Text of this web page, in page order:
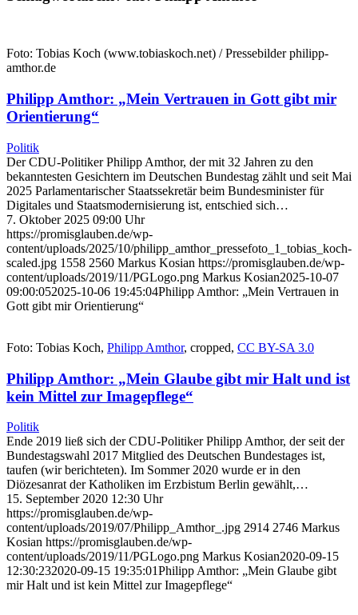
Foto: Tobias Koch (www.tobiaskoch.net) / Pressebilder philipp-
amthor.de
Philipp Amthor: „Mein Vertrauen in Gott gibt mir
Orientierung“
Politik
Der CDU-Politiker Philipp Amthor, der mit 32 Jahren zu den
bekanntesten Gesichtern im Deutschen Bundestag zählt und seit Mai
2025 Parlamentarischer Staatssekretär beim Bundesminister für
Digitales und Staatsmodernisierung ist, entschied sich…
7. Oktober 2025 09:00 Uhr
https://promisglauben.de/wp-
content/uploads/2025/10/philipp_amthor_pressefoto_1_tobias_koch-
scaled.jpg 1558 2560 Markus Kosian https://promisglauben.de/wp-
content/uploads/2019/11/PGLogo.png Markus Kosian2025-10-07
09:00:052025-10-06 19:45:04Philipp Amthor: „Mein Vertrauen in
Gott gibt mir Orientierung“
Foto: Tobias Koch, Philipp Amthor, cropped, CC BY-SA 3.0
Philipp Amthor: „Mein Glaube gibt mir Halt und ist
kein Mittel zur Imagepflege“
Politik
Ende 2019 ließ sich der CDU-Politiker Philipp Amthor, der seit der
Bundestagswahl 2017 Mitglied des Deutschen Bundestages ist,
taufen (wir berichteten). Im Sommer 2020 wurde er in den
Diözesanrat der Katholiken im Erzbistum Berlin gewählt,…
15. September 2020 12:30 Uhr
https://promisglauben.de/wp-
content/uploads/2019/07/Philipp_Amthor_.jpg 2914 2746 Markus
Kosian https://promisglauben.de/wp-
content/uploads/2019/11/PGLogo.png Markus Kosian2020-09-15
12:30:232020-09-15 19:35:01Philipp Amthor: „Mein Glaube gibt
mir Halt und ist kein Mittel zur Imagepflege“